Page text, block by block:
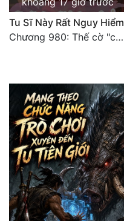
Tu Chân
Tu Tiên
Vô Địch
Võ Hiệp
Võng Du
Xuyên Không
Xuyên Nhanh
Xuyên Sách
Tu Sĩ Này Rất Nguy Hiểm
Chương 980: Thế cờ "chết đi sống"